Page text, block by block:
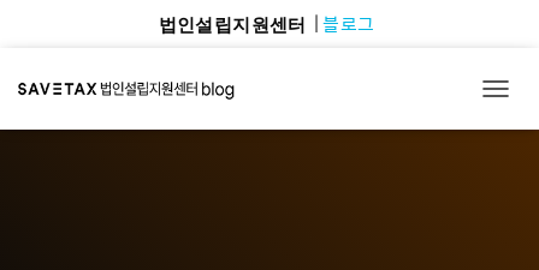
법인설립지원센터 블로그